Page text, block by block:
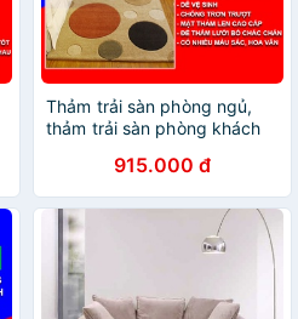
Thảm trải sàn phòng ngủ,
thảm trải sàn phòng khách
160x 120cm915.000 đ